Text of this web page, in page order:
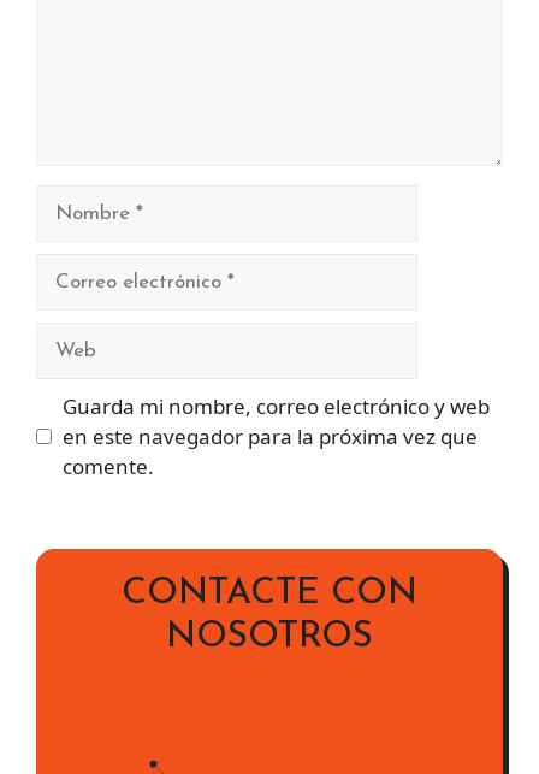
Nombre
Guarda mi nombre, correo electrónico y web
en este navegador para la próxima vez que
comente.
CONTACTE CON
NOSOTROS